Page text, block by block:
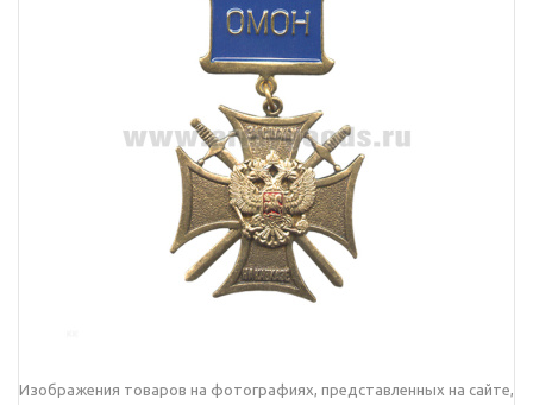
Изображения товаров на фотографиях, представленных на сайте,